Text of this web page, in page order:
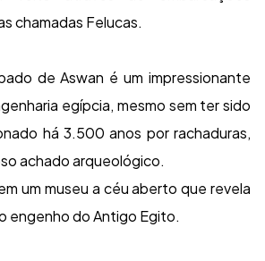
chamadas Felucas.
de Aswan é um impressionante
egípcia, mesmo sem ter sido
há 3.500 anos por rachaduras,
achado arqueológico.
um museu a céu aberto que revela
engenho do Antigo Egito.